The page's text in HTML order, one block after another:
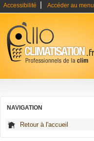
Accessibilité Accéder au menu
NAVIGATION
Retour à l'accueil